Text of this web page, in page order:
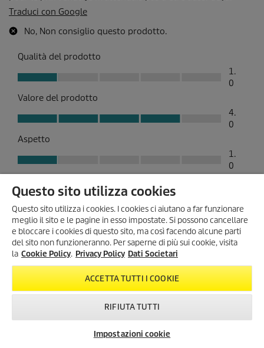
SONO ARRIVATI I SUMMER
DAYS!
Scopri tutte leofferte esclusive,
consconti fino al 35%!
FAQ
Questo sito utilizza cookies
Questo sito utilizza i cookies. I cookies ci aiutano a far funzionare
meglio il sito e le pagine in esso impostate. Si possono cancellare
e bloccare i cookies di questo sito, ma così facendo alcune parti
del sito non funzioneranno. Per saperne di più sui cookie, visita
la Cookie Policy. Privacy Policy Dati Societari
ACCETTA TUTTI I COOKIE
RIFIUTA TUTTI
Impostazioni cookie